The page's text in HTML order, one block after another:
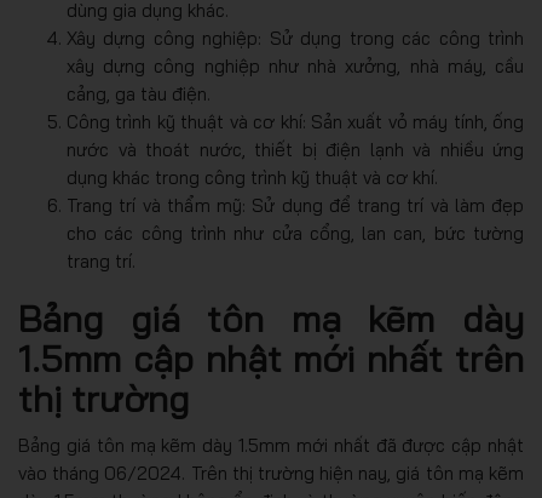
dùng gia dụng khác.
Xây dựng công nghiệp: Sử dụng trong các công trình
xây dựng công nghiệp như nhà xưởng, nhà máy, cầu
cảng, ga tàu điện.
Công trình kỹ thuật và cơ khí: Sản xuất vỏ máy tính, ống
nước và thoát nước, thiết bị điện lạnh và nhiều ứng
dụng khác trong công trình kỹ thuật và cơ khí.
Trang trí và thẩm mỹ: Sử dụng để trang trí và làm đẹp
cho các công trình như cửa cổng, lan can, bức tường
trang trí.
Bảng giá tôn mạ kẽm dày
1.5mm cập nhật mới nhất trên
thị trường
Bảng giá tôn mạ kẽm dày 1.5mm mới nhất đã được cập nhật
vào tháng 06/2024. Trên thị trường hiện nay, giá tôn mạ kẽm